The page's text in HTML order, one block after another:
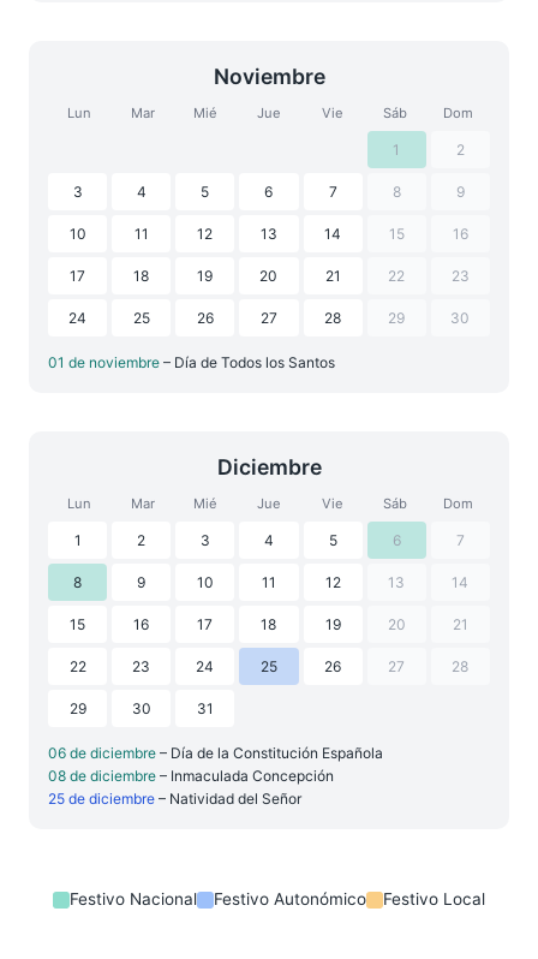
Noviembre
Lun Mar Mié Jue Vie Sáb Dom
1 2
3 4 5 6 7 8 9
10 11 12 13 14 15 16
17 18 19 20 21 22 23
24 25 26 27 28 29 30
01 de noviembre – Día de Todos los Santos
Diciembre
Lun Mar Mié Jue Vie Sáb Dom
1 2 3 4 5 6 7
8 9 10 11 12 13 14
15 16 17 18 19 20 21
22 23 24 25 26 27 28
29 30 31
06 de diciembre – Día de la Constitución Española
08 de diciembre – Inmaculada Concepción
25 de diciembre – Natividad del Señor
Festivo Nacional Festivo Autonómico Festivo Local